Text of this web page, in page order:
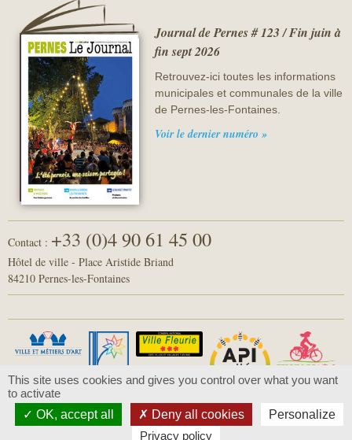
Journal de Pernes # 123 / Fin juin à
fin sept 2026
Retrouvez-ici toutes les informations
municipales et communales de la ville
de Pernes-les-Fontaines.
Voir le dernier numéro »
Contact : +33 (0)4 90 61 45 00
Hôtel de ville - Place Aristide Briand
84210 Pernes-les-Fontaines
© 2016 - Pernes-les-Fontaines -Mentions légales-
Politique de confidentialité
This site uses cookies and gives you control over what you want
to activate
OK, accept all
Deny all cookies
Personalize
Privacy policy